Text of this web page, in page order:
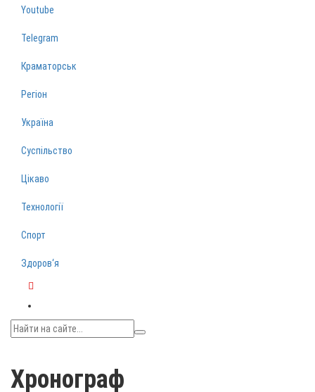
Youtube
Telegram
Краматорськ
Регіон
Україна
Суспільство
Цікаво
Технології
Спорт
Здоров‘я
Хронограф